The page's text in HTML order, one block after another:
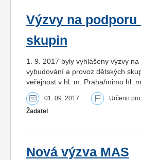
Výzvy na podporu
skupin
1. 9. 2017 byly vyhlášeny výzvy na
vybudování a provoz dětských
veřejnost v hl. m. Praha/mimo hl.
01. 09. 2017 Určeno
Žadatel
Nová výzva MAS